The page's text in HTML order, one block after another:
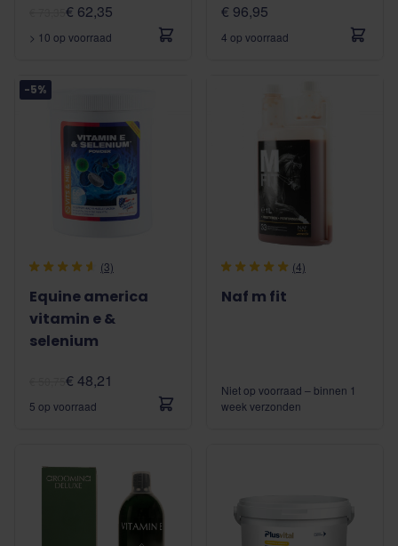
€ 62,35
> 10 op voorraad
€ 96,95
4 op voorraad
-5%
(3)
Equine america
vitamin e &
selenium
€ 48,21
5 op voorraad
(4)
Naf m fit
Niet op voorraad – binnen 1
week verzonden